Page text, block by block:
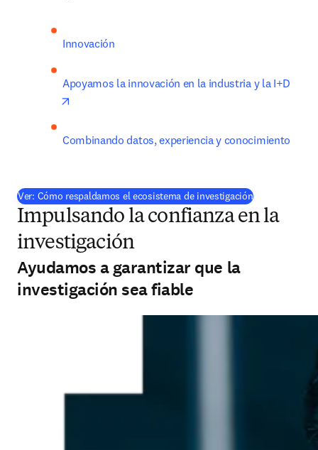
Innovación
Apoyamos la innovación en la industria y la I+D
Combinando datos, experiencia y conocimiento
Ver: Cómo respaldamos el ecosistema de investigación(
Impulsando la confianza en la
investigación
Ayudamos a garantizar que la
investigación sea fiable